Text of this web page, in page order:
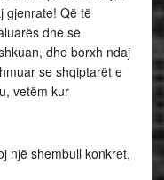
gjenrate! Që të
dhe së
dhe borxh ndaj
se shqiptarët e
vetëm kur
një shembull konkret,